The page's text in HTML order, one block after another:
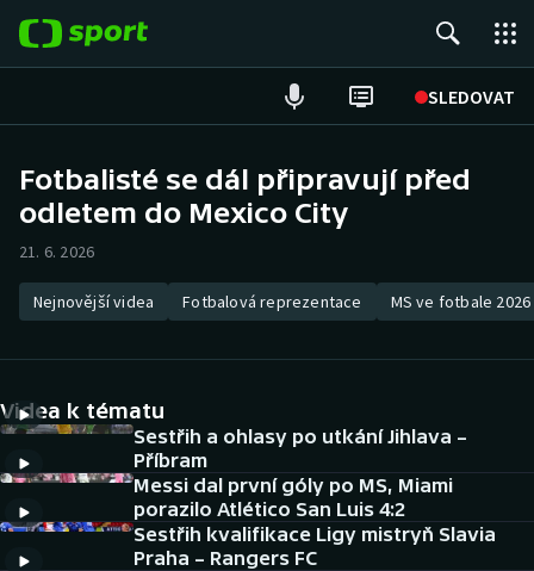
SLEDOVAT
Hokej
Atletika
DALŠÍ SPORTY
Americký fotbal
Baseball a softbal
NEPŘEHLÉDNĚTE
Fotbalisté se dál připravují před
odletem do Mexico City
21. 6. 2026
Nejnovější videa Fotbalová reprezentace MS ve fotbale 2026
Videa k tématu
Sestřih a ohlasy po utkání Jihlava –
Příbram
Messi dal první góly po MS, Miami
porazilo Atlético San Luis 4:2
Sestřih kvalifikace Ligy mistryň Slavia
Praha – Rangers FC